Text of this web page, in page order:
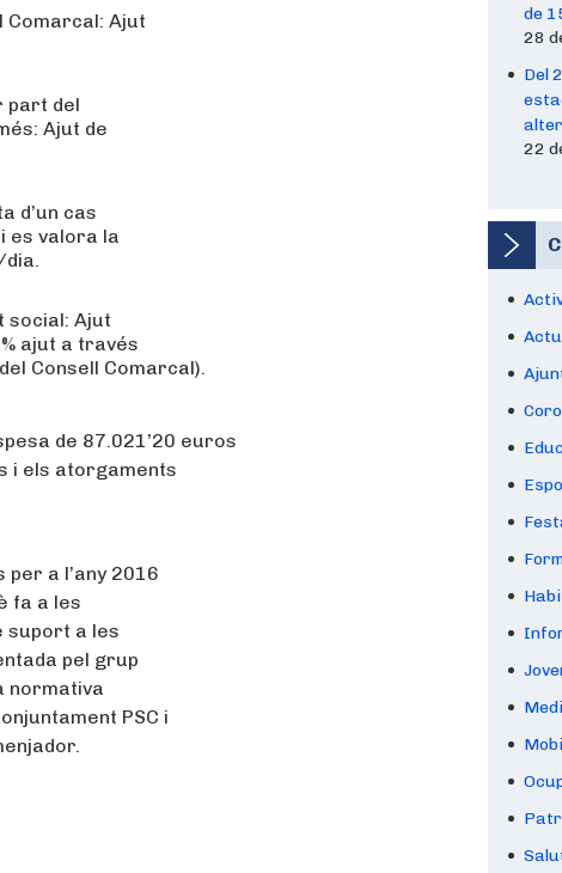
Comarcal: Ajut
part del
Ajut de
d’un cas
es valora la
dia.
social: Ajut
ajut a través
Consell Comarcal).
de 87.021’20 euros
i els atorgaments
a l’any 2016
fa a les
suport a les
pel grup
normativa
PSC i
de
28
Del
22